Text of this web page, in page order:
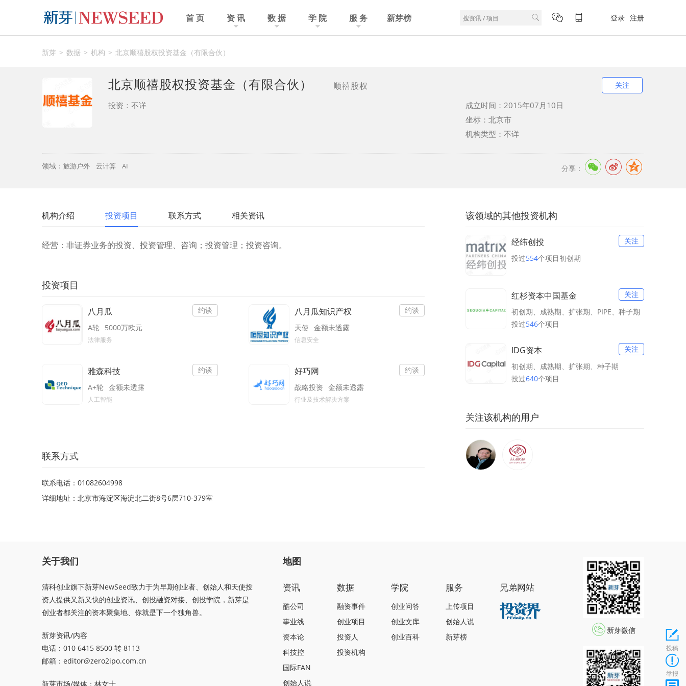
首 页 资 讯 数 据 学 院 服 务 新芽榜 登录 注册
新芽 数据 机构 北京顺禧股权投资基金（有限合伙）
北京顺禧股权投资基金（有限合伙） 顺禧股权 关注
投资：不详
成立时间：2015年07月10日
坐标：北京市
机构类型：不详
领域： 旅游户外 云计算 AI 分享：
机构介绍 投资项目 联系方式 相关资讯
经营：非证券业务的投资、投资管理、咨询；投资管理；投资咨询。
投资项目
八月瓜
A轮 5000万欧元
法律服务
约谈 八月瓜知识产权
天使 金额未透露
信息安全
约谈
雅森科技
A+轮 金额未透露
人工智能
约谈 好巧网
战略投资 金额未透露
行业及技术解决方案
约谈
联系方式
联系电话：01082604998
详细地址：北京市海淀区海淀北二街8号6层710-379室
该领域的其他投资机构
经纬创投
初创期
投过554个项目
关注
红杉资本中国基金
初创期、成熟期、扩张期、PIPE、种子期
投过546个项目
关注
IDG资本
初创期、成熟期、扩张期、种子期
投过640个项目
关注
关注该机构的用户
关于我们
清科创业旗下新芽NewSeed致力于为早期创业者、创始人和天使投
资人提供又新又快的创业资讯、创投融资对接、创投学院，新芽是
创业者都关注的资本聚集地、你就是下一个独角兽。
新芽资讯/内容
电话：010 6415 8500 转 8113
邮箱： editor@zero2ipo.com.cn
新芽市场/媒体：林女士
地图
资讯
酷公司
事业线
资本论
科技控
国际FAN
创始人说
数据
融资事件
创业项目
投资人
投资机构
学院
创业问答
创业文库
创业百科
服务
上传项目
创始人说
新芽榜
兄弟网站
新芽微信
投稿
举报